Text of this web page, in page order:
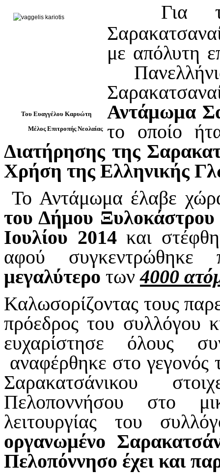
Του Ευαγγέλου Καρυώτη
Μέλος Επιτροπής Νεολαίας
Για
με απόλυτη
Αντάμωμα
το οποίο
Διατήρησης της
Χρήση της Ελληνικής
Το Αντάμωμα έλαβε
του Δήμου
Ιουλίου 2014και
αφού
μεγαλύτερο των4000
Καλωσορίζοντας τους
πρόεδρος του συλλόγου
ευχαρίστησε όλους
αναφέρθηκε στο γεγονός
Σαρακατσάνικου
Πελοποννήσου στο
λειτουργίας του
οργανωμένο
Πελοπόννησο έχει και